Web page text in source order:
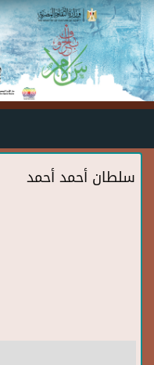
Skip to main content
سلطان أحمد أحمد